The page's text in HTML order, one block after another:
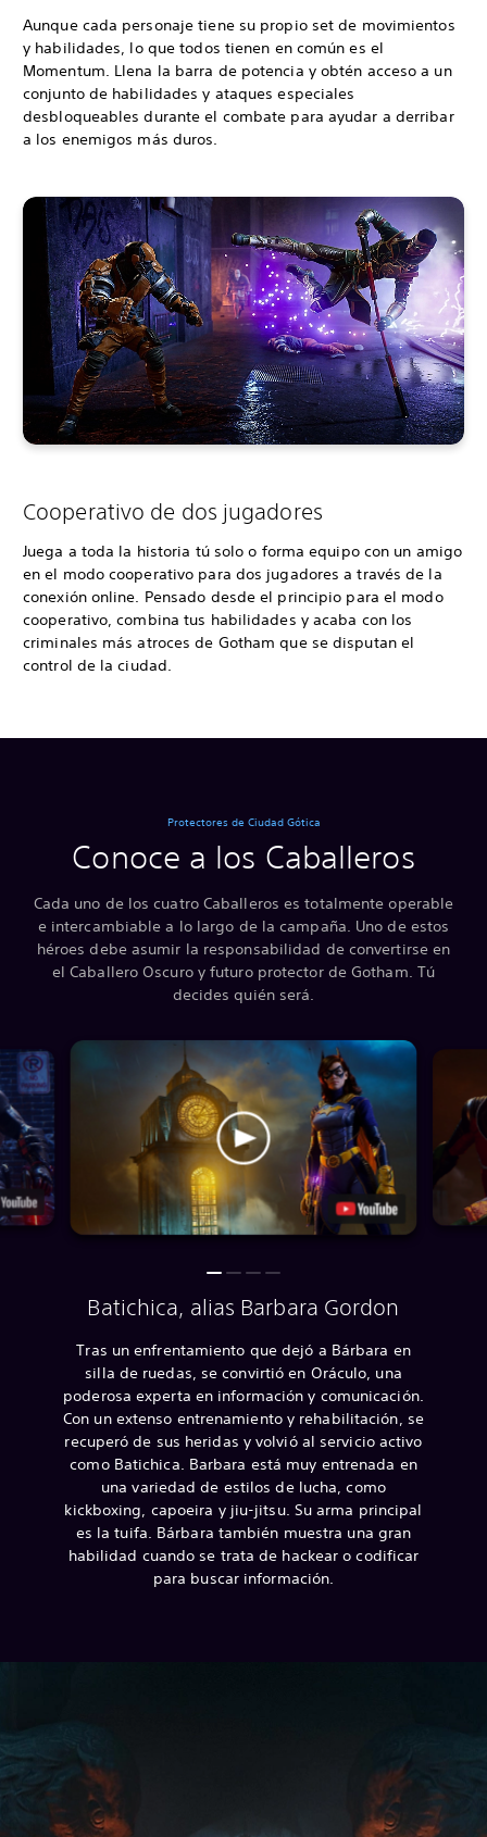
Aunque cada personaje tiene su propio set de movimientos
y habilidades, lo que todos tienen en común es el
Momentum. Llena la barra de potencia y obtén acceso a un
conjunto de habilidades y ataques especiales
desbloqueables durante el combate para ayudar a derribar
a los enemigos más duros.
Cooperativo de dos jugadores
Juega a toda la historia tú solo o forma equipo con un amigo
en el modo cooperativo para dos jugadores a través de la
conexión online. Pensado desde el principio para el modo
cooperativo, combina tus habilidades y acaba con los
criminales más atroces de Gotham que se disputan el
control de la ciudad.
Protectores de Ciudad Gótica
Conoce a los Caballeros
Cada uno de los cuatro Caballeros es totalmente operable
e intercambiable a lo largo de la campaña. Uno de estos
héroes debe asumir la responsabilidad de convertirse en
el Caballero Oscuro y futuro protector de Gotham. Tú
decides quién será.
Batichica, alias Barbara Gordon
Tras un enfrentamiento que dejó a Bárbara en
silla de ruedas, se convirtió en Oráculo, una
poderosa experta en información y comunicación.
Con un extenso entrenamiento y rehabilitación, se
recuperó de sus heridas y volvió al servicio activo
como Batichica. Barbara está muy entrenada en
una variedad de estilos de lucha, como
kickboxing, capoeira y jiu-jitsu. Su arma principal
es la tuifa. Bárbara también muestra una gran
habilidad cuando se trata de hackear o codificar
para buscar información.